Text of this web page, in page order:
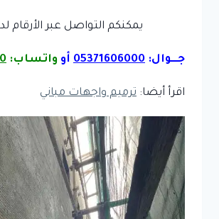
يمكنكم التواصل عبر الأرقام
جـــوال: 05371606000 أو واتساب:
اقرأ أيضا: ترميم واجهات مباني